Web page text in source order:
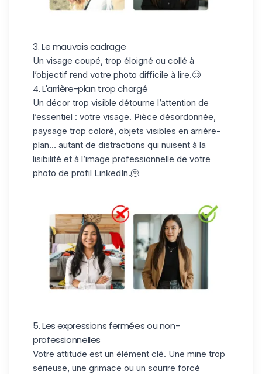
3. Le mauvais cadrage
Un visage coupé, trop éloigné ou collé à
l’objectif rend votre photo difficile à lire.🥲
4. L'arrière-plan trop chargé
Un décor trop visible détourne l’attention de
l’essentiel : votre visage. Pièce désordonnée,
paysage trop coloré, objets visibles en arrière-
plan… autant de distractions qui nuisent à la
lisibilité et à l’image professionnelle de votre
photo de profil LinkedIn.🫠
5. Les expressions fermées ou non-
professionnelles
Votre attitude est un élément clé. Une mine trop
sérieuse, une grimace ou un sourire forcé